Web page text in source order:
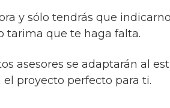
y sólo tendrás que
tarima que te haga falta.
asesores se adaptarán al
proyecto perfecto para ti.